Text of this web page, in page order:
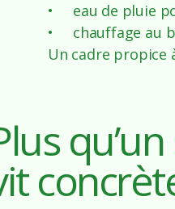
• eau de pluie
• chauffage au
Un cadre propice